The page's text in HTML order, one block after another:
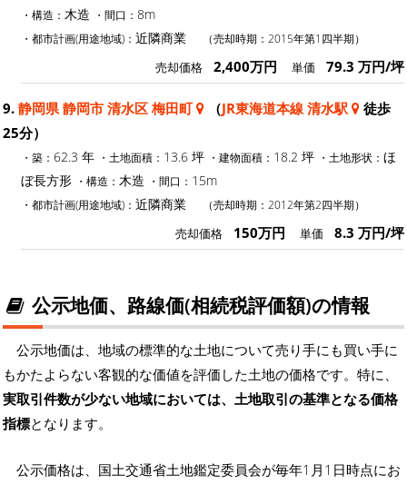
・構造： 木造 ・間口： 8m
・都市計画(用途地域)： 近隣商業 （売却時期：2015年第1四半期）
売却価格 2,400万円 単価 79.3 万円/坪
9. 静岡県 静岡市 清水区 梅田町 （JR東海道本線 清水駅
徒歩
25分）
・築： 62.3 年 ・土地面積： 13.6 坪 ・建物面積： 18.2 坪 ・土地形状： ほ
ぼ長方形 ・構造： 木造 ・間口： 15m
・都市計画(用途地域)： 近隣商業 （売却時期：2012年第2四半期）
売却価格 150万円 単価 8.3 万円/坪
公示地価、路線価(相続税評価額)の情報
公示地価は、地域の標準的な土地について売り手にも買い手に
もかたよらない客観的な価値を評価した土地の価格です。特に、
実取引件数が少ない地域においては、土地取引の基準となる価格
指標となります。
公示価格は、国土交通省土地鑑定委員会が毎年1月1日時点にお